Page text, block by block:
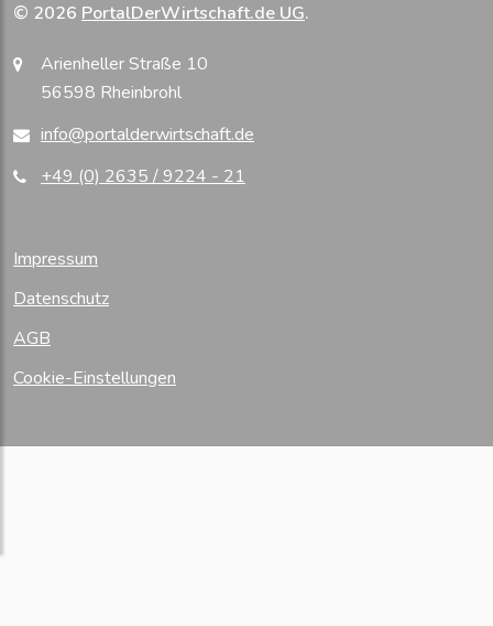
© 2026 PortalDerWirtschaft.de UG.
Arienheller Straße 10
56598 Rheinbrohl
info@portalderwirtschaft.de
+49 (0) 2635 / 9224 - 21
Impressum
Datenschutz
AGB
Cookie-Einstellungen